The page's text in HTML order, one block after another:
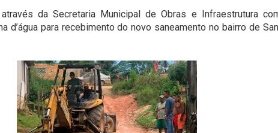
da Secretaria Municipal de Obras e Infraestrutura
d’água para recebimento do novo saneamento no bairro de